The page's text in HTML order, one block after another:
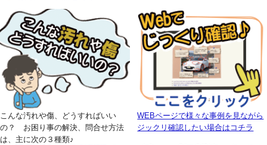
こんな汚れや傷、どうすればいい
の？ お困り事の解決、問合せ方法
は、主に次の３種類♪
WEBページで様々な事例を見ながら
ジックリ確認したい場合はコチラ